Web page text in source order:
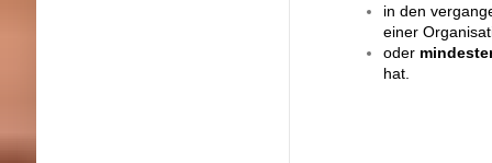
in den
einer
oder
hat.